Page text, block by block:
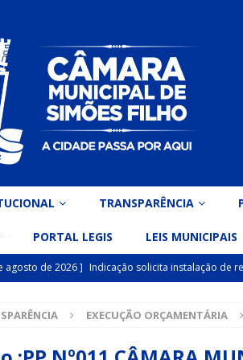
TRANSPARÊNCIA
PORTAL LEGIS LEIS MUNICIPAIS
agosto de 2026 ] Indicação solicita instalação de
DESTAQUE
de julho de 2026 ] Vereador Belo Gazineu
EXECUÇÃO ORÇAMENTÁRIA